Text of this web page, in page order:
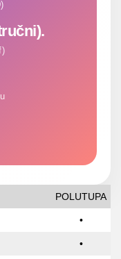
POLUTUPA
•
•